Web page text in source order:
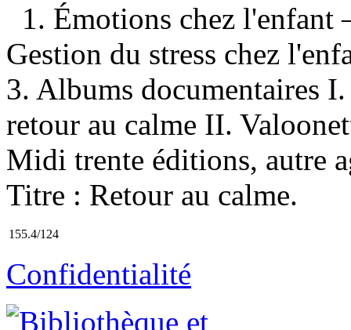
1. Émotions chez l'enfant
Gestion du stress chez
3. Albums documentaires
retour au calme II.
Midi trente éditions, autre
Titre : Retour au calme.
155.4/124
Confidentialité